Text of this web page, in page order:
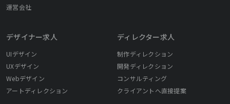
運営会社
デザイナー求人
UIデザイン
UXデザイン
Webデザイン
アートディレクション
ディレクター求人
制作ディレクション
開発ディレクション
コンサルティング
クライアントへ直接提案